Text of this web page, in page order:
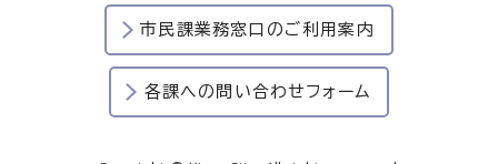
市民課業務窓口のご利用案内
各課への問い合わせフォーム